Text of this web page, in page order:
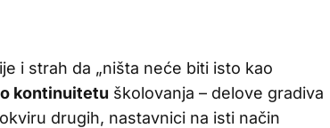
i strah da „ništa neće biti isto kao
kontinuitetu školovanja – delove gradiva
drugih, nastavnici na isti način